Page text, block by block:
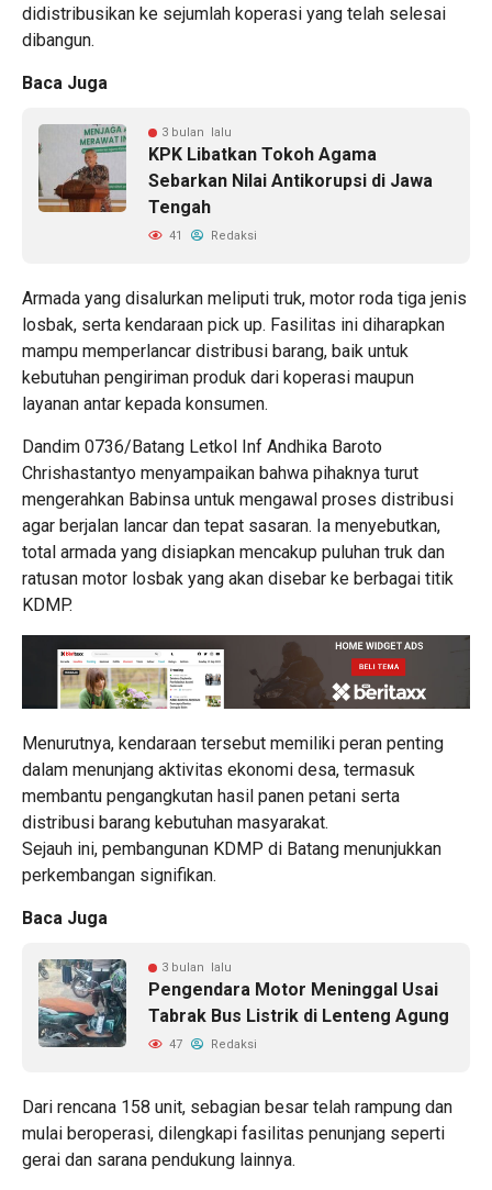
didistribusikan ke sejumlah koperasi yang telah selesai
dibangun.
Baca Juga
3 bulan lalu
KPK Libatkan Tokoh Agama
Sebarkan Nilai Antikorupsi di Jawa
Tengah
41 Redaksi
Armada yang disalurkan meliputi truk, motor roda tiga jenis
losbak, serta kendaraan pick up. Fasilitas ini diharapkan
mampu memperlancar distribusi barang, baik untuk
kebutuhan pengiriman produk dari koperasi maupun
layanan antar kepada konsumen.
Dandim 0736/Batang Letkol Inf Andhika Baroto
Chrishastantyo menyampaikan bahwa pihaknya turut
mengerahkan Babinsa untuk mengawal proses distribusi
agar berjalan lancar dan tepat sasaran. Ia menyebutkan,
total armada yang disiapkan mencakup puluhan truk dan
ratusan motor losbak yang akan disebar ke berbagai titik
KDMP.
Menurutnya, kendaraan tersebut memiliki peran penting
dalam menunjang aktivitas ekonomi desa, termasuk
membantu pengangkutan hasil panen petani serta
distribusi barang kebutuhan masyarakat.
Sejauh ini, pembangunan KDMP di Batang menunjukkan
perkembangan signifikan.
Baca Juga
3 bulan lalu
Pengendara Motor Meninggal Usai
Tabrak Bus Listrik di Lenteng Agung
47 Redaksi
Dari rencana 158 unit, sebagian besar telah rampung dan
mulai beroperasi, dilengkapi fasilitas penunjang seperti
gerai dan sarana pendukung lainnya.